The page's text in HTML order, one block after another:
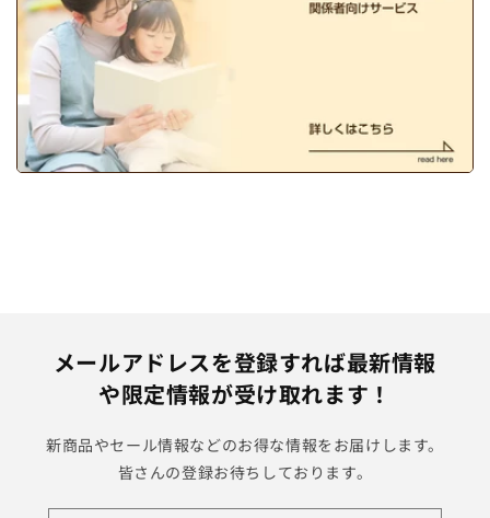
メールアドレスを登録すれば最新情報
や限定情報が受け取れます！
新商品やセール情報などのお得な情報をお届けします。
皆さんの登録お待ちしております。